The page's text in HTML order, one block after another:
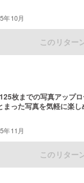
年10月
このリター
枚までの写真アップ
まった写真を気軽に楽
年11月
このリター